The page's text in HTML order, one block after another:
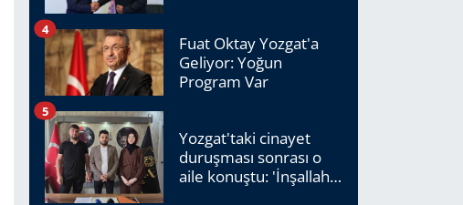
Fuat Oktay Yozgat'a
Geliyor: Yoğun
Program Var
4
Yozgat'taki cinayet
duruşması sonrası o
aile konuştu: 'İnşallah
5